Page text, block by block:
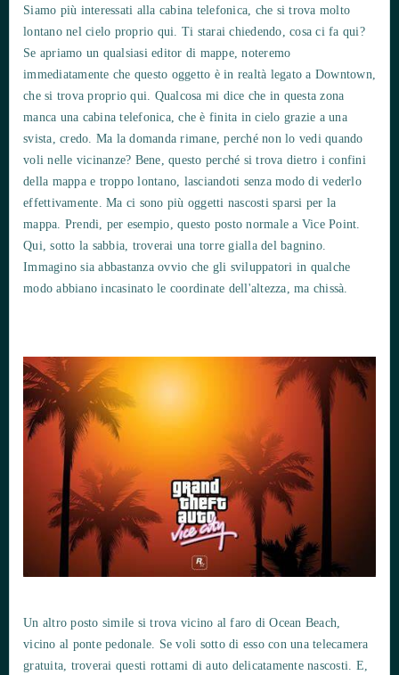
Siamo più interessati alla cabina telefonica, che si trova molto
lontano nel cielo proprio qui. Ti starai chiedendo, cosa ci fa qui?
Se apriamo un qualsiasi editor di mappe, noteremo
immediatamente che questo oggetto è in realtà legato a Downtown,
che si trova proprio qui. Qualcosa mi dice che in questa zona
manca una cabina telefonica, che è finita in cielo grazie a una
svista, credo. Ma la domanda rimane, perché non lo vedi quando
voli nelle vicinanze? Bene, questo perché si trova dietro i confini
della mappa e troppo lontano, lasciandoti senza modo di vederlo
effettivamente. Ma ci sono più oggetti nascosti sparsi per la
mappa. Prendi, per esempio, questo posto normale a Vice Point.
Qui, sotto la sabbia, troverai una torre gialla del bagnino.
Immagino sia abbastanza ovvio che gli sviluppatori in qualche
modo abbiano incasinato le coordinate dell'altezza, ma chissà.
Un altro posto simile si trova vicino al faro di Ocean Beach,
vicino al ponte pedonale. Se voli sotto di esso con una telecamera
gratuita, troverai questi rottami di auto delicatamente nascosti. E,